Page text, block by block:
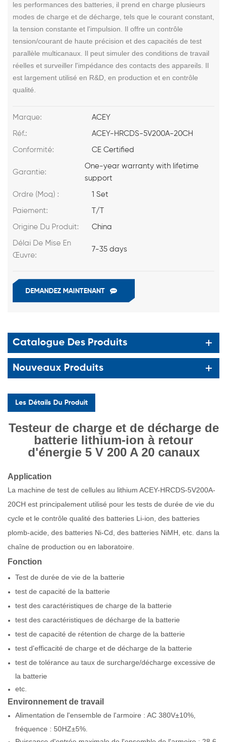
les performances des batteries, il prend en charge plusieurs
modes de charge et de décharge, tels que le courant constant,
la tension constante et l'impulsion. Il offre un contrôle
tension/courant de haute précision et des capacités de test
parallèle multicanaux. Il peut simuler des conditions de travail
réelles et surveiller l'impédance des contacts des appareils. Il
est largement utilisé en R&D, en production et en contrôle
qualité.
Marque: ACEY
Réf.: ACEY-HRCDS-5V200A-20CH
Conformité: CE Certified
Garantie:
One-year warranty with lifetime
support
Ordre (Moq) : 1 Set
Paiement: T/T
Origine Du Produit: China
Délai De Mise En
Œuvre:
7-35 days
DEMANDEZ MAINTENANT
Catalogue Des Produits
Nouveaux Produits
Les Détails Du Produit
Testeur de charge et de décharge de
batterie lithium-ion à retour
d'énergie 5 V 200 A 20 canaux
Application
La machine de test de cellules au lithium ACEY-HRCDS-5V200A-
20CH est principalement utilisé pour les tests de durée de vie du
cycle et le contrôle qualité des batteries Li-ion, des batteries
plomb-acide, des batteries Ni-Cd, des batteries NiMH, etc. dans la
chaîne de production ou en laboratoire.
Fonction
Test de durée de vie de la batterie
test de capacité de la batterie
test des caractéristiques de charge de la batterie
test des caractéristiques de décharge de la batterie
test de capacité de rétention de charge de la batterie
test d'efficacité de charge et de décharge de la batterie
test de tolérance au taux de surcharge/décharge excessive de
la batterie
etc.
Environnement de travail
Alimentation de l'ensemble de l'armoire : AC 380V±10%,
fréquence : 50HZ±5%.